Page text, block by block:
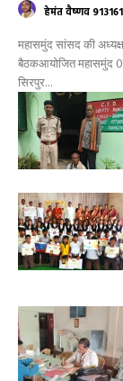
हेमंत वैष्णव
महासमुंद सांसद की
बैठकआयोजित महासमुंद
सिरपुर...